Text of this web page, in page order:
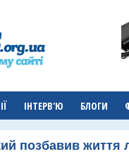
ІНТЕРВ'Ю БЛОГИ
позбавив життя